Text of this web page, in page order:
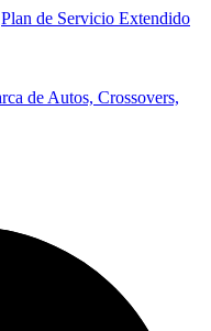
Plan de Servicio Extendido